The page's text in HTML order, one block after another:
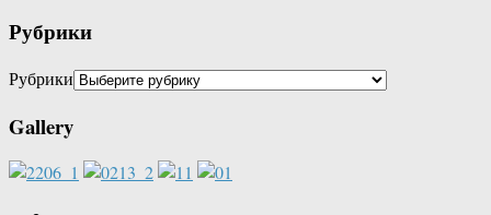
Рубрики
Рубрики
Gallery